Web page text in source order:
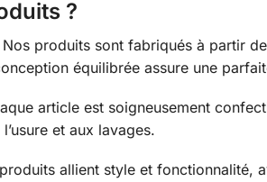
?
Nos produits sont fabriqués à partir
équilibrée assure une
article est soigneusement
et aux lavages.
allient style et fonctionnalité,